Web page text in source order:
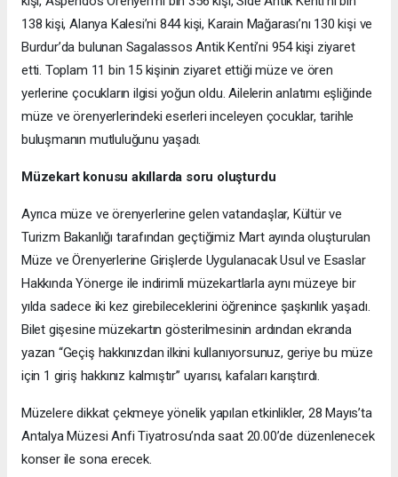
138 kişi, Alanya Kalesi’ni 844 kişi, Karain Mağarası’nı 130 kişi ve
Burdur’da bulunan Sagalassos Antik Kenti’ni 954 kişi ziyaret
etti. Toplam 11 bin 15 kişinin ziyaret ettiği müze ve ören
yerlerine çocukların ilgisi yoğun oldu. Ailelerin anlatımı eşliğinde
müze ve örenyerlerindeki eserleri inceleyen çocuklar, tarihle
buluşmanın mutluluğunu yaşadı.
Müzekart konusu akıllarda soru oluşturdu
Ayrıca müze ve örenyerlerine gelen vatandaşlar, Kültür ve
Turizm Bakanlığı tarafından geçtiğimiz Mart ayında oluşturulan
Müze ve Örenyerlerine Girişlerde Uygulanacak Usul ve Esaslar
Hakkında Yönerge ile indirimli müzekartlarla aynı müzeye bir
yılda sadece iki kez girebileceklerini öğrenince şaşkınlık yaşadı.
Bilet gişesine müzekartın gösterilmesinin ardından ekranda
yazan “Geçiş hakkınızdan ilkini kullanıyorsunuz, geriye bu müze
için 1 giriş hakkınız kalmıştır” uyarısı, kafaları karıştırdı.
Müzelere dikkat çekmeye yönelik yapılan etkinlikler, 28 Mayıs’ta
Antalya Müzesi Anfi Tiyatrosu’nda saat 20.00’de düzenlenecek
konser ile sona erecek.